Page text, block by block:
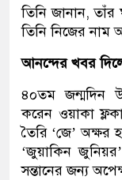
তিনি জানান,
তিনি নিজের নাম
আনন্দের খবর
৪০তম জন্মদিন
করেন ওয়াকা
তৈরি ‘জে’ অক্ষর
‘জুয়াকিন
সন্তানের জন্য